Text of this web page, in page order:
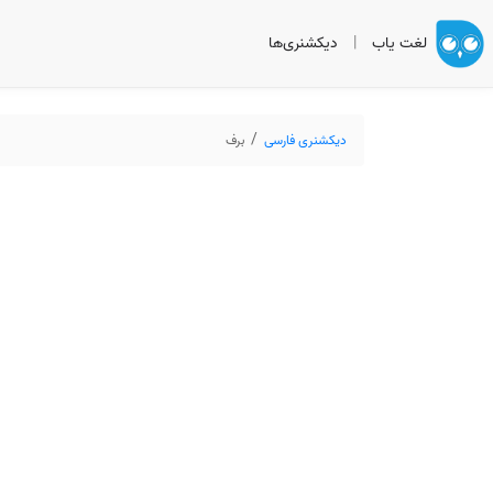
لغت یاب | دیکشنری‌ها
دیکشنری فارسی برف